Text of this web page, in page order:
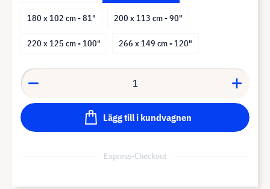
180 x 102 cm - 81" 200 x 113 cm - 90"
220 x 125 cm - 100" 266 x 149 cm - 120"
Lägg till i kundvagnen
Express-Checkout